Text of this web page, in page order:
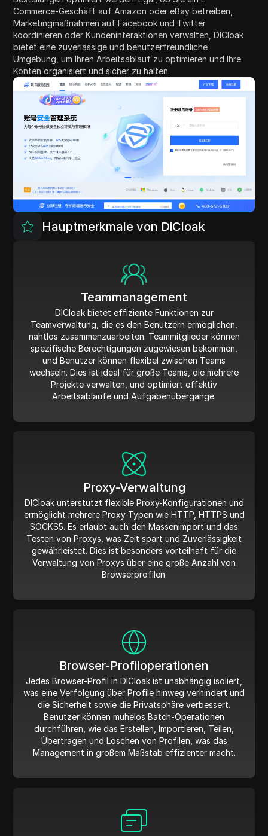
Commerce-Geschäft auf Amazon oder eBay betreiben,
Marketingmaßnahmen auf Facebook und Twitter
koordinieren oder Kundeninteraktionen verwalten, DICloak
bietet eine zuverlässige und benutzerfreundliche
Umgebung, um Ihren Arbeitsablauf zu optimieren und Ihre
Konten organisiert und sicher zu halten.
Hauptmerkmale von DiCloak
Teammanagement
DICloak bietet effiziente Funktionen zur
Teamverwaltung, die es den Benutzern ermöglichen,
nahtlos zusammenzuarbeiten. Teammitglieder können
spezifische Berechtigungen zugewiesen bekommen,
und Benutzer können flexibel zwischen Teams
wechseln. Dies ist ideal für große Teams, die mehrere
Projekte verwalten, und optimiert effektiv
Arbeitsabläufe und Aufgabenübergänge.
Proxy-Verwaltung
DICloak unterstützt flexible Proxy-Konfigurationen und
ermöglicht mehrere Proxy-Typen wie HTTP, HTTPS und
SOCKS5. Es erlaubt auch den Massenimport und das
Testen von Proxys, was Zeit spart und Zuverlässigkeit
gewährleistet. Dies ist besonders vorteilhaft für die
Verwaltung von Proxys über eine große Anzahl von
Browserprofilen.
Browser-Profiloperationen
Jedes Browser-Profil in DICloak ist unabhängig isoliert,
was eine Verfolgung über Profile hinweg verhindert und
die Sicherheit sowie die Privatsphäre verbessert.
Benutzer können mühelos Batch-Operationen
durchführen, wie das Erstellen, Importieren, Teilen,
Übertragen und Löschen von Profilen, was das
Management in großem Maßstab effizienter macht.